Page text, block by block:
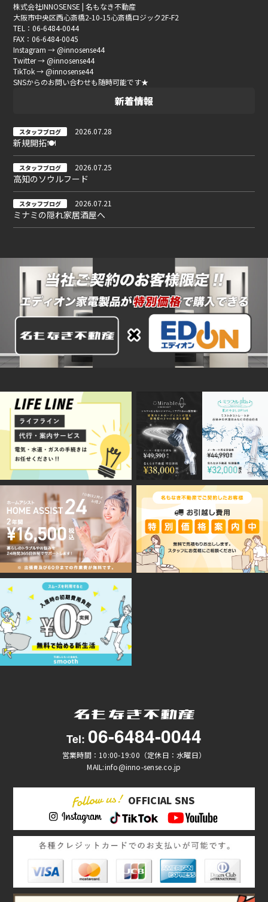
株式会社INNOSENSE | 名もなき不動産
大阪市中央区西心斎橋2-10-15心斎橋ロジック2F-F2
TEL：06-6484-0044
FAX：06-6484-0045
Instagram → @innosense44
Twitter → @innosense44
TikTok → @innosense44
SNSからのお問い合わせも随時可能です★
新着情報
スタッフブログ 2026.07.28
新規開拓🍽
スタッフブログ 2026.07.25
高知のソウルフード
スタッフブログ 2026.07.21
ミナミの隠れ家居酒屋へ
Tel: 06-6484-0044
営業時間：10:00-19:00（定休日：水曜日）
MAIL:info@inno-sense.co.jp
OFFICIAL SNS